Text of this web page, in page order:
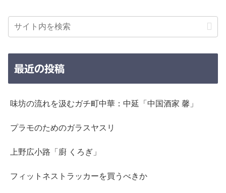
最近の投稿
味坊の流れを汲むガチ町中華：中延「中国酒家 馨」
プラモのためのガラスヤスリ
上野広小路「廚 くろぎ」
フィットネストラッカーを買うべきか